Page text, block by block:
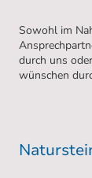
Sowohl im
durch uns
wünschen